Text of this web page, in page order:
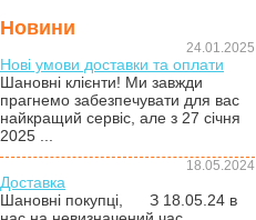
Новини
24.01.2025
Нові умови доставки та оплати
Шановні клієнти! Ми завжди
прагнемо забезпечувати для вас
найкращий сервіс, але з 27 січня
2025 ...
18.05.2024
Доставка
Шановні покупці, З 18.05.24 в